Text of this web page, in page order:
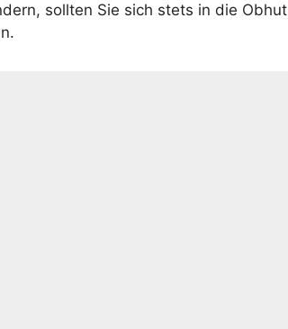
soll­ten Sie sich stets in die Obhut